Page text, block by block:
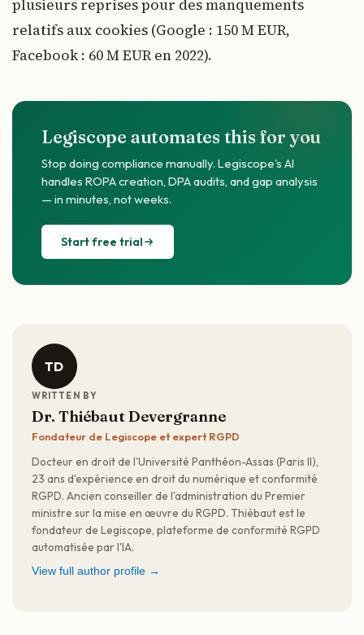
plusieurs reprises pour des manquements
relatifs aux cookies (Google : 150 M EUR,
Facebook : 60 M EUR en 2022).
Legiscope automates this for you
Stop doing compliance manually. Legiscope's AI
handles ROPA creation, DPA audits, and gap analysis
— in minutes, not weeks.
Start free trial
TD
WRITTEN BY
Dr. Thiébaut Devergranne
Fondateur de Legiscope et expert RGPD
Docteur en droit de l'Université Panthéon-Assas (Paris II),
23 ans d'expérience en droit du numérique et conformité
RGPD. Ancien conseiller de l'administration du Premier
ministre sur la mise en œuvre du RGPD. Thiébaut est le
fondateur de Legiscope, plateforme de conformité RGPD
automatisée par l'IA.
View full author profile →